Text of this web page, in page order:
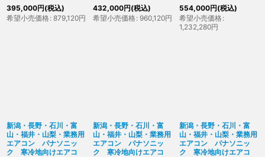
395,000円(税込)
希望小売価格 : 879,120円
432,000円(税込)
希望小売価格 : 960,120円
554,000円(税込)
希望小売価格 :
1,232,280円
新潟・長野・石川・富
山・福井・山梨・業務用
エアコン パナソニッ
ク 寒冷地向けエアコ
新潟・長野・石川・富
山・福井・山梨・業務用
エアコン パナソニッ
ク 寒冷地向けエアコ
新潟・長野・石川・富
山・福井・山梨・業務用
エアコン パナソニッ
ク 寒冷地向けエアコ